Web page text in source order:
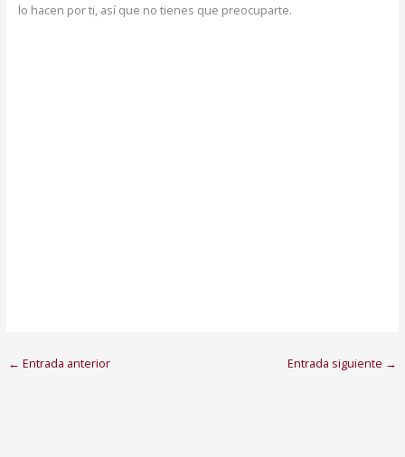
lo hacen por ti, así que no tienes que preocuparte.
← Entrada anterior Entrada siguiente →